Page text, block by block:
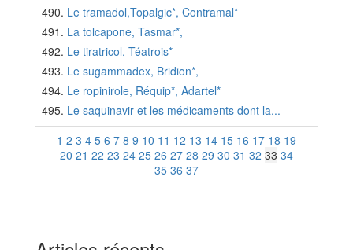
Le tramadol,Topalgic*, Contramal*
La tolcapone, Tasmar*,
Le tiratricol, Téatrois*
Le sugammadex, Bridion*,
Le ropinirole, Réquip*, Adartel*
Le saquinavir et les médicaments dont la...
1 2 3 4 5 6 7 8 9 10 11 12 13 14 15 16 17 18 19
20 21 22 23 24 25 26 27 28 29 30 31 32 33 34
35 36 37